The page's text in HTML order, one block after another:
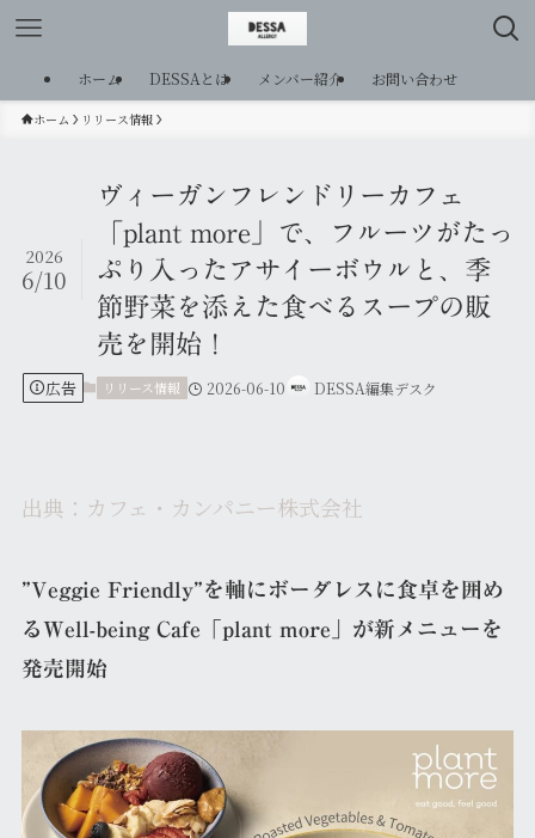
ホーム DESSAとは メンバー紹介 お問い合わせ
ホーム リリース情報
ヴィーガンフレンドリーカフェ
「plant more」で、フルーツがたっ
ぷり入ったアサイーボウルと、季
節野菜を添えた食べるスープの販
売を開始！
2026
6/10
広告 リリース情報 2026-06-10 DESSA編集デスク
出典：カフェ・カンパニー株式会社
”Veggie Friendly”を軸にボーダレスに食卓を囲め
るWell-being Cafe「plant more」が新メニューを
発売開始